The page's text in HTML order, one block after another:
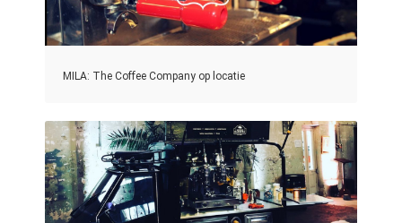
MILA: The Coffee Company op locatie